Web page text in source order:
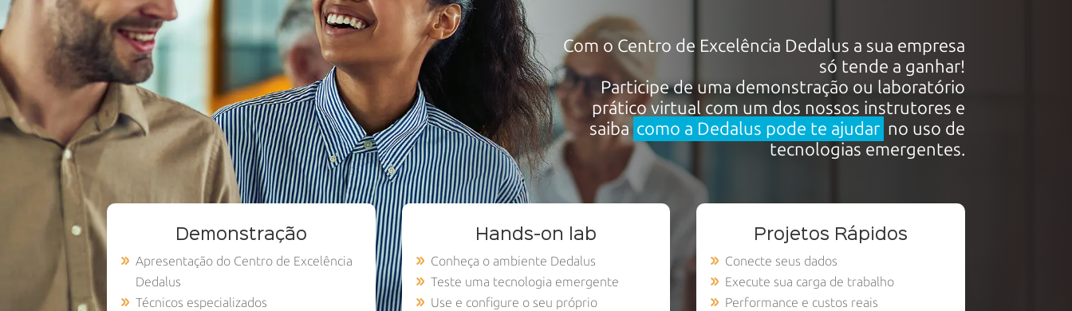
Com o Centro de Excelência Dedalus a sua empresa
só tende a ganhar!
Participe de uma demonstração ou laboratório
prático virtual com um dos nossos instrutores e
saiba como a Dedalus pode te ajudar no uso de
tecnologias emergentes.
Demonstração
Apresentação do Centro de Excelência
Dedalus
Técnicos especializados
Hands-on lab
Conheça o ambiente Dedalus
Teste uma tecnologia emergente
Use e configure o seu próprio
Projetos Rápidos
Conecte seus dados
Execute sua carga de trabalho
Performance e custos reais